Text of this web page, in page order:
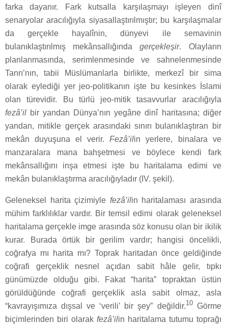
farka dayanır. Fark kutsalla karşılaşmayı işleyen dinî
senaryolar aracılığıyla siyasallaştırılmıştır; bu karşılaşmalar
da gerçekle hayalînin, dünyevi ile semavinin
bulanıklaştırılmış mekânsallığındagerçekleşir. Olayların
planlanmasında, serimlenmesinde ve sahnelenmesinde
Tanrı’nın, tabii Müslümanlarla birlikte, merkezî bir sima
olarak eylediği yer jeo-politikanın işte bu kesinkes İslami
olan türevidir. Bu türlü jeo-mitik tasavvurlar aracılığıyla
fezâ’il bir yandan Dünya’nın yegâne dinî haritasına; diğer
yandan, mitikle gerçek arasındaki sınırı bulanıklaştıran bir
mekân duyuşuna el verir.Fezâ’ilin yerlere, binalara ve
manzaralara mana bahşetmesi ve böylece kendi fark
mekânsallığını inşa etmesi işte bu haritalama edimi ve
mekân bulanıklaştırma aracılığıyladır (IV. şekil).
Geleneksel harita çizimiyle fezâ’ilin haritalaması arasında
mühim farklılıklar vardır. Bir temsil edimi olarak geleneksel
haritalama gerçekle imge arasında söz konusu olan bir ikilik
kurar. Burada örtük bir gerilim vardır; hangisi öncelikli,
coğrafya mı harita mı? Toprak haritadan önce geldiğinde
coğrafi gerçeklik nesnel açıdan sabit hâle gelir, tıpkı
günümüzde olduğu gibi. Fakat “harita” topraktan üstün
görüldüğünde coğrafi gerçeklik asla sabit olmaz, asla
“kavrayışımıza dışsal ve ‘verili’ bir şey” değildir.10Görme
biçimlerinden biri olarak fezâ’ilin haritalama tutumu toprağı